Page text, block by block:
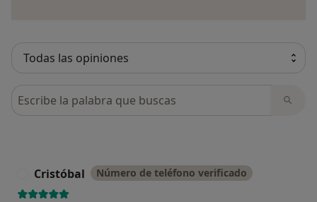
Busca en opiniones
Cristóbal Número de teléfono verificado